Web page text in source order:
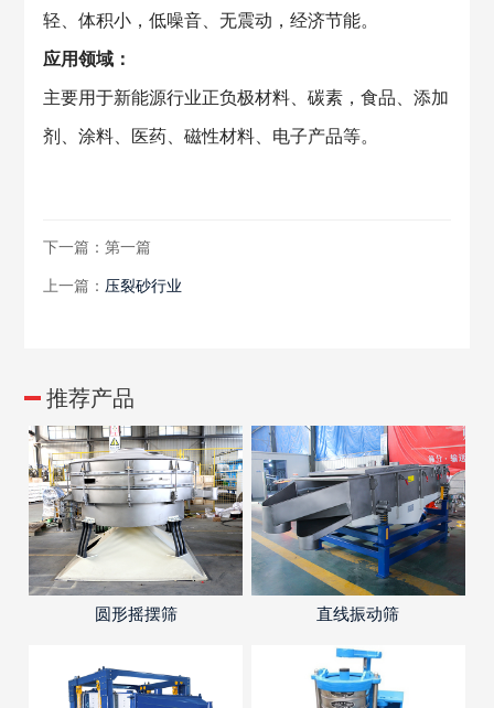
轻、体积小，低噪音、无震动，经济节能。
应用领域：
主要用于新能源行业正负极材料、碳素，食品、添加
剂、涂料、医药、磁性材料、电子产品等。
下一篇：第一篇
上一篇： 压裂砂行业
推荐产品
圆形摇摆筛 直线振动筛